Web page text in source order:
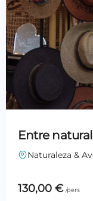
Entre
Naturaleza &
130,00 €